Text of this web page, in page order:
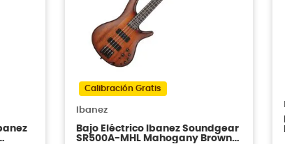
Calibración Gratis
Ibanez
Bajo Eléctrico Ibanez Soundgear
SR500A-MHL Mahogany Brown